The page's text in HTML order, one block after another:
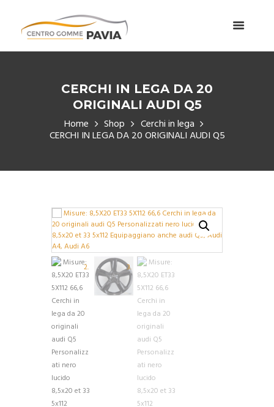
CERCHI IN LEGA DA 20
ORIGINALI AUDI Q5
Home Shop Cerchi in lega
CERCHI IN LEGA DA 20 ORIGINALI AUDI Q5